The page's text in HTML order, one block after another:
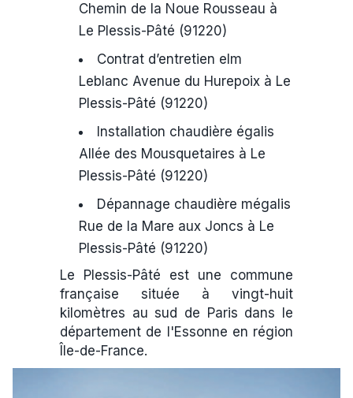
Chemin de la Noue Rousseau à
Le Plessis-Pâté (91220)
Contrat d’entretien elm
Leblanc Avenue du Hurepoix à Le
Plessis-Pâté (91220)
Installation chaudière égalis
Allée des Mousquetaires à Le
Plessis-Pâté (91220)
Dépannage chaudière mégalis
Rue de la Mare aux Joncs à Le
Plessis-Pâté (91220)
Le Plessis-Pâté est une commune
française située à vingt-huit
kilomètres au sud de Paris dans le
département de l'Essonne en région
Île-de-France.